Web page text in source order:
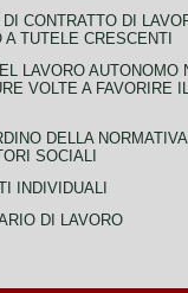
CONTRATTO DI
TUTELE CRESCENTI
LAVORO AUTONOMO
VOLTE A FAVORIRE
DELLA
SOCIALI
INDIVIDUALI
DI LAVORO